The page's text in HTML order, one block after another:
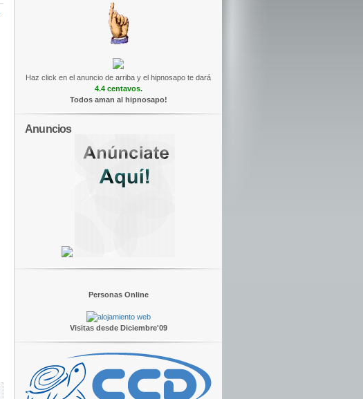
Haz click en el anuncio de arriba y el hipnosapo te dará
4.4 centavos.
Todos aman al hipnosapo!
Anuncios
Personas Online
Visitas desde Diciembre'09